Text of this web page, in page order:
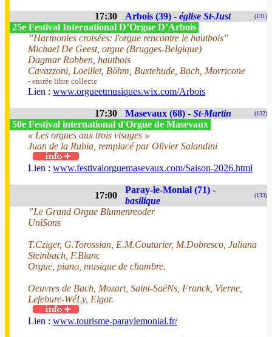
17:30 Arbois (39) - église St-Just (131)
25e Festival International D’Orgue D’Arbois
”Harmonies croisées: l'orgue rencontre le hautbois”
Michael De Geest, orgue (Brugges-Belgique)
Dagmar Robben, hautbois
Cavazzoni, Loeillet, Böhm, Buxtehude, Bach, Morricone
- entrée libre collecte
Lien : www.orgueetmusiques.wix.com/Arbois
17:30 Masevaux (68) - St-Martin (132)
50e Festival international d'Orgue de Masevaux
« Les orgues aux trois visages »
Juan de la Rubia, remplacé par Olivier Salandini
Lien : www.festivalorguemasevaux.com/Saison-2026.html
17:00
Paray-le-Monial (71) -
basilique
(133)
”Le Grand Orgue Blumenreoder
UniSons
T.Cziger, G.Torossian, E.M.Couturier, M.Dobresco, Juliana
Steinbach, F.Blanc
Orgue, piano, musique de chambre.
Oeuvres de Bach, Mozart, Saint-SaëNs, Franck, Vierne,
Lefebure-WéLy, Elgar.
Lien : www.tourisme-paraylemonial.fr/